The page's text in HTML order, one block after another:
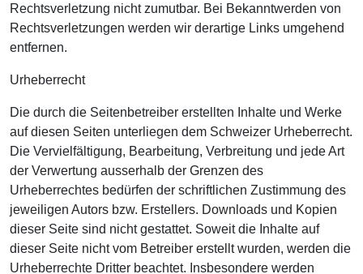
Rechtsverletzung nicht zumutbar. Bei Bekanntwerden von
Rechtsverletzungen werden wir derartige Links umgehend
entfernen.
Urheberrecht
Die durch die Seitenbetreiber erstellten Inhalte und Werke
auf diesen Seiten unterliegen dem Schweizer Urheberrecht.
Die Vervielfältigung, Bearbeitung, Verbreitung und jede Art
der Verwertung ausserhalb der Grenzen des
Urheberrechtes bedürfen der schriftlichen Zustimmung des
jeweiligen Autors bzw. Erstellers. Downloads und Kopien
dieser Seite sind nicht gestattet. Soweit die Inhalte auf
dieser Seite nicht vom Betreiber erstellt wurden, werden die
Urheberrechte Dritter beachtet. Insbesondere werden